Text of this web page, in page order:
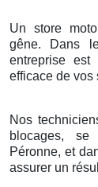
Un store
gêne. Dans
entreprise
efficace de vos
Nos
blocages, se
Péronne, et
assurer un